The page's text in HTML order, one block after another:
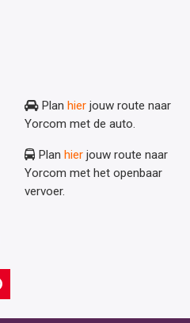
Plan hier jouw route naar
Yorcom met de auto.
Plan hier jouw route naar
Yorcom met het openbaar
vervoer.